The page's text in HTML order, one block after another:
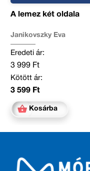
A lemez két oldala
Janikovszky Éva
Eredeti ár:
3 999 Ft
Kötött ár:
3 599 Ft
Kosárba